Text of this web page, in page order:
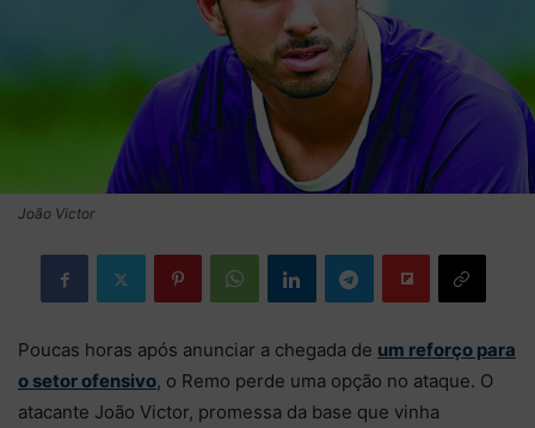
João Victor
Poucas horas após anunciar a chegada de um reforço para
o setor ofensivo, o Remo perde uma opção no ataque. O
atacante João Victor, promessa da base que vinha